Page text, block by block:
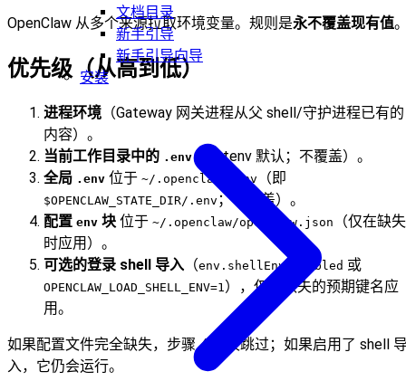
文档目录
新手引导
新手引导向导
安装
OpenClaw 从多个来源拉取环境变量。规则是永不覆盖现有值
优先级（从高到低）
进程环境 （Gateway 网关进程从父 shell/守护进程已有的
内容）。
当前工作目录中的 .env（dotenv 默认；不覆盖）。
全局 .env 位于 ~/.openclaw/.env （即
$OPENCLAW_STATE_DIR/.env ；不覆盖）。
配置 env 块 位于 ~/.openclaw/openclaw.json
（仅在缺失
时应用）。
可选的登录 shell 导入 （env.shellEnv.enabled 或
OPENCLAW_LOAD_SHELL_ENV=1 ），仅对缺失的预期键名应
用。
如果配置文件完全缺失，步骤 4 将被跳过；如果启用了 shell
入，它仍会运行。